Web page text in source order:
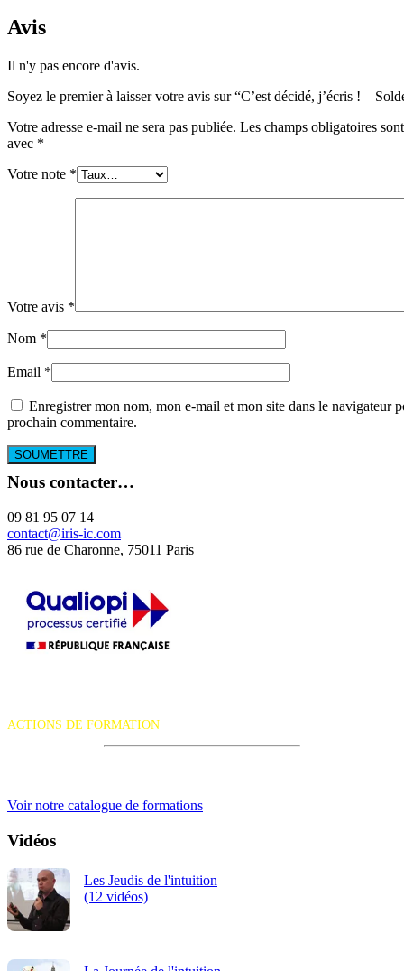
Avis
Il n'y pas encore d'avis.
Soyez le premier à laisser votre avis sur “C’est décidé, j’écris ! –
Votre adresse e-mail ne sera pas publiée. Les champs obligatoires
avec *
Votre note *
Votre avis *
Nom *
Email *
Enregistrer mon nom, mon e-mail et mon site dans le navigateur
prochain commentaire.
Nous contacter…
09 81 95 07 14
contact@iris-ic.com
86 rue de Charonne, 75011 Paris
ACTIONS DE FORMATION
Voir notre catalogue de formations
Vidéos
Les Jeudis de l'intuition
(12 vidéos)